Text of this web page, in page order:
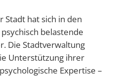
Stadt hat sich in den
belastende
Die Stadtverwaltung
Unterstützung ihrer
Expertise –